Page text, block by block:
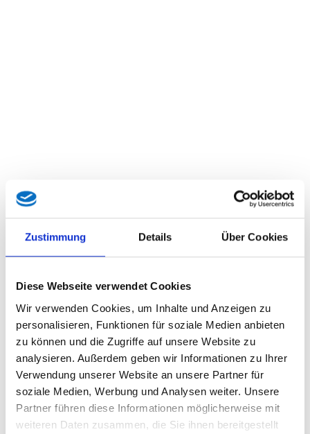
Zustimmung Details Über Cookies
Diese Webseite verwendet Cookies
Wir verwenden Cookies, um Inhalte und Anzeigen zu
personalisieren, Funktionen für soziale Medien anbieten
zu können und die Zugriffe auf unsere Website zu
analysieren. Außerdem geben wir Informationen zu Ihrer
Verwendung unserer Website an unsere Partner für
soziale Medien, Werbung und Analysen weiter. Unsere
Partner führen diese Informationen möglicherweise mit
weiteren Daten zusammen, die Sie ihnen bereitgestellt
Karkogel/Abtenau: Svazek freut sich über gemeinsame Lösung
30. Juni 2026
Karin Berger: Rotes Pflegechaos bei den Acute Community
15. Juli 2026
Dominic Maier: Tierheim darf nicht zur Dauerverwahrstelle
werden